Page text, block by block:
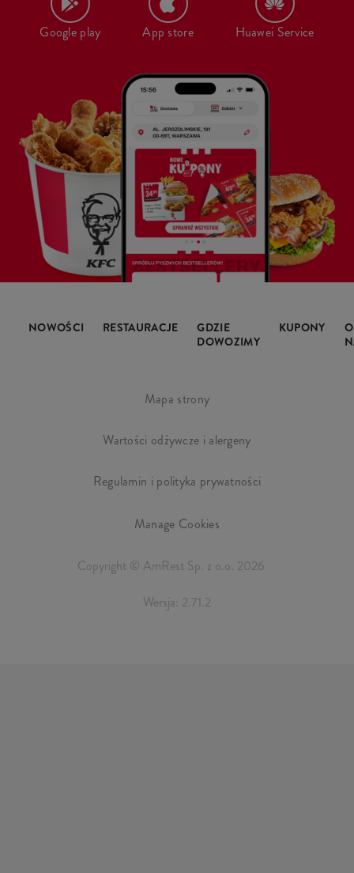
Google play App store Huawei Service
NOWOŚCI RESTAURACJE
GDZIE
DOWOZIMY
KUPONY
O
Mapa strony
Wartości odżywcze i alergeny
Regulamin i polityka prywatności
Manage Cookies
Copyright © AmRest Sp. z o.o. 2026
Wersja: 2.71.2